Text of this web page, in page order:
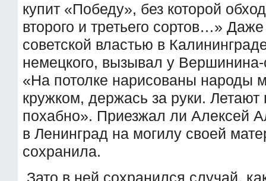
купит «Победу», без которой
второго и третьего сортов…»
советской властью в
немецкого, вызывал у
«На потолке нарисованы народы
кружком, держась за руки. Летают
похабно». Приезжал ли Алексей
в Ленинград на могилу своей
сохранила.
Зато в ней сохранился случай,